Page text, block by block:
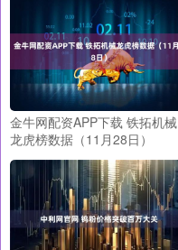
金牛网配资APP下载 铁拓机械
龙虎榜数据（11月28日）